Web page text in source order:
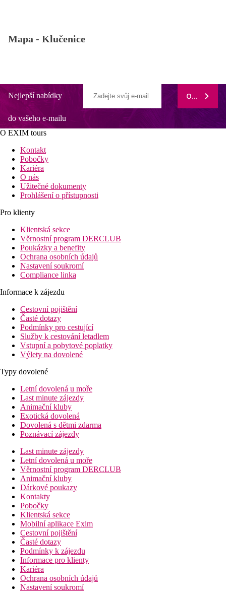
Mapa - Klučenice
Nejlepší nabídky
do vašeho e-mailu
ODEBÍRAT
O EXIM tours
Kontakt
Pobočky
Kariéra
O nás
Užitečné dokumenty
Prohlášení o přístupnosti
Pro klienty
Klientská sekce
Věrnostní program DERCLUB
Poukázky a benefity
Ochrana osobních údajů
Nastavení soukromí
Compliance linka
Informace k zájezdu
Cestovní pojištění
Časté dotazy
Podmínky pro cestující
Služby k cestování letadlem
Vstupní a pobytové poplatky
Výlety na dovolené
Typy dovolené
Letní dovolená u moře
Last minute zájezdy
Animační kluby
Exotická dovolená
Dovolená s dětmi zdarma
Poznávací zájezdy
Last minute zájezdy
Letní dovolená u moře
Věrnostní program DERCLUB
Animační kluby
Dárkové poukazy
Kontakty
Pobočky
Klientská sekce
Mobilní aplikace Exim
Cestovní pojištění
Časté dotazy
Podmínky k zájezdu
Informace pro klienty
Kariéra
Ochrana osobních údajů
Nastavení soukromí